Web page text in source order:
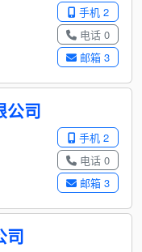
手机 2
电话 0
邮箱 3
公司
手机 2
电话 0
邮箱 3
司